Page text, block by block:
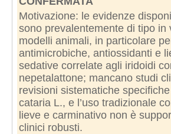
Motivazione: le evidenze
sono prevalentemente di tipo in
modelli animali, in particolare
antimicrobiche, antiossidanti e
sedative correlate agli iridoidi
nepetalattone; mancano studi
revisioni sistematiche
cataria L., e l’uso tradizionale
lieve e carminativo non è
clinici robusti.